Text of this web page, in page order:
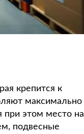
крепится к
максимально
при этом место на
подвесные